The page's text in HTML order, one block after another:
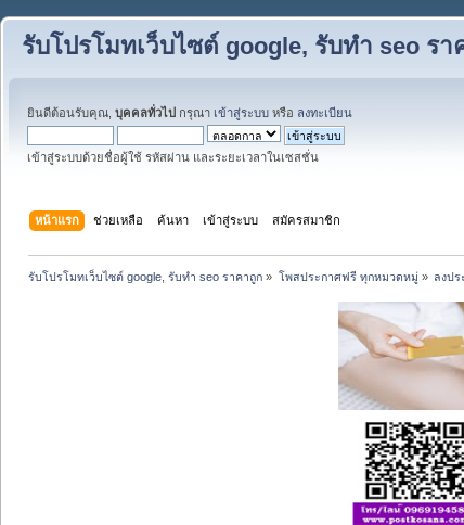
รับโปรโมทเว็บไซต์ google, รับทำ seo รา
ยินดีต้อนรับคุณ, บุคคลทั่วไป กรุณา เข้าสู่ระบบ หรือ ลงทะเบียน
เข้าสู่ระบบด้วยชื่อผู้ใช้ รหัสผ่าน และระยะเวลาในเซสชั่น
หน้าแรก ช่วยเหลือ ค้นหา เข้าสู่ระบบ สมัครสมาชิก
รับโปรโมทเว็บไซต์ google, รับทำ seo ราคาถูก » โพสประกาศฟรี ทุกหมวดหมู่» ลงป